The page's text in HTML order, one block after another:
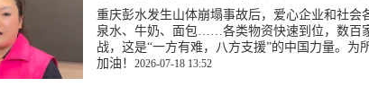
重庆彭水发生山体崩塌事故后，爱心企业和社会
泉水、牛奶、面包……各类物资快速到位，数百
战，这是“一方有难，八方支援”的中国力量。为
加油！2026-07-18 13:52